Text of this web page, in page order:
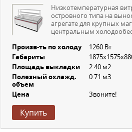
Низкотемпературная
островного типа на
агрегате для крупных
центральным
Произв-ть по холоду 1260 Вт
Габариты
Площадь выкладки 2.40 м2
Полезный охлажд.
объем
0.71 м3
Цена Звоните!
Купить